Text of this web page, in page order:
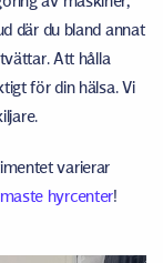
där du bland annat
Att hålla
för din hälsa. Vi
varierar
hyrcenter!